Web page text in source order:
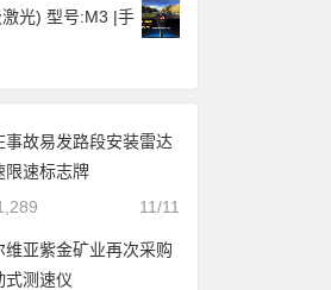
光) 型号:M3 |手
事故易发路段安装雷达
限速标志牌
11/11
维亚紫金矿业再次采购
式测速仪